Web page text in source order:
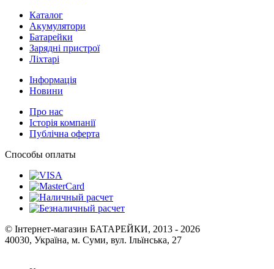
Каталог
Акумулятори
Батарейки
Зарядні пристрої
Ліхтарі
Інформація
Новини
Про нас
Історія компанії
Публічна оферта
Способы оплаты
© Інтернет-магазин БАТАРЕЙКИ, 2013 - 2026
40030, Україна, м. Суми, вул. Ільїнська, 27